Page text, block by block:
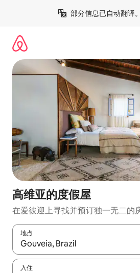
部分信息已自动翻译。
高维亚的度假屋
在爱彼迎上寻找并预订独一无二的
地点
如有搜索结果，请使用上下方向键查
入住